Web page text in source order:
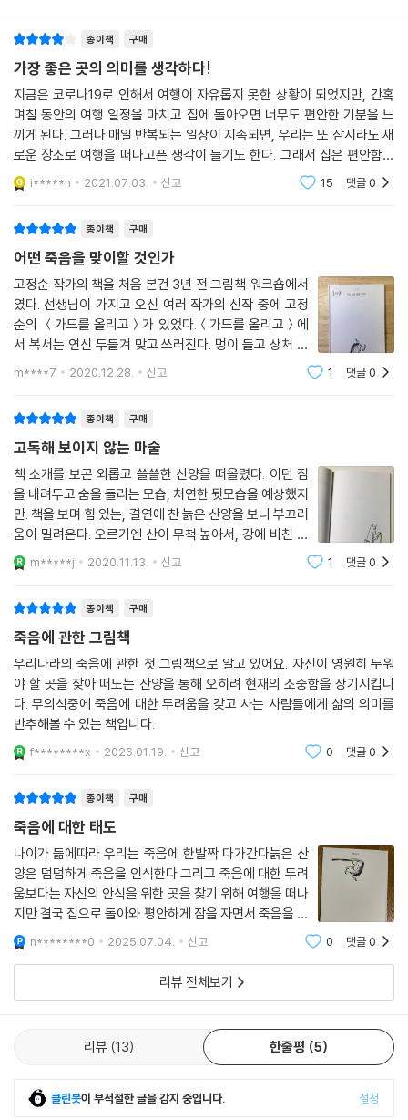
산양은 죽음이 왔음을 확신하고, 멋진 죽음에 집착한다.
멋지게 죽기 위해 여행을 떠나는 산양의 모습은 자칫 어리석어 보이기도
하지만 어쩌면 생의 마지막 욕망을 위해 노력하는 살아 있는 생명체의 또
다른 모습이기도 하다.
죽음을 향해 가는 길에 쇠약하게 무너지는 몸으로 젊은 날 행복했던 기억
을 순례하는 늙은 산양. 늙은 산양의 긴 여정은 죽음을 향해 가는 우리 모두
에게 마지막 인사처럼 들린다.
“마지막으로 멋지게 달리다 죽는 거야.”
특별하지만 특별하지 않은 죽음! 우리는 모두 늙은 산양이 된다!
세상 모든 ‘나에게’ 바치는 고정순 작가의 ‘진짜 안녕!’
고정순 작가의 책에는 ‘안녕’이란 말이 많이 묻어 있다. 첫 산문집 『안녕하
그림책 『가드를 올리고』 빨간 주먹을 통해 자꾸만 쓰러지는 사람들이 안녕
하길 바라며 건투를 빈다. 또 『철사 코끼리』 속 사랑하는 존재를 잃은 소년
데헷에게 제대로 된 안녕하는 법을 선물했다.
“늙은 산양이 죽음을 준비하는 태도 속에서 삶의 단절이 죽음의 본질인가
묻는다. 멋진 죽음을 위해 길을 떠나지만 결국 그리 길지 않은 여정 속에서
늙은 산양은 죽음보다 일상 속 자신을 본다. 지난날을 떠올리거나 초라한
현실을 직면하면서 늙은 산양의 마지막 소원은 이뤄질 수 있을지. 질문하
작가는 산양의 더미를 만들면 ‘어느 어리석은 산양의 이야기’라고 캐릭터
를 설명했다. 하지만 산양의 이야기가 이어지고 마지막에 다다를 무렵 산
양은 정말 어리석었을까, 되물었다고 한다.
우리는 사는 동안, 나는 어떻게 살아왔고, 세상은 날 어떻게 기억할까, 라
는 질문이 고개를 들 때가 있다. 어떤 존재로 기억될 것인가, 하는 순간이
온다면, 바라건대 끝까지 최선을 다해 살다 자유롭게 떠나고 싶다는 작가
의 죽음을 향한 바람은 쓸쓸하지만, 생의 의지가 느껴진다.
멋진 죽음을 준비하는 늙은 산양에게 찾아온 죽음. 그런데 그것은 참 아이
러니했다.
늙은 산양은 매일 고단한 몸을 누이던 그곳, 너무나 평범한 자신의 침대에
서 잠자는 것처럼 평온하게 죽음을 맞이한다. 잠자는 것처럼 평온하게 특
별하지만 특별하지 않은 날처럼. 편하게 쉬는 늙은 산양의 얼굴 위로 얼핏
미소가 스친다고 느끼는 순간, 어느 늙은 산양의 이야기가 우리의 이야기
일 수 있다는 생각이 든다. 이 책의 헌사가 마음에 닿는 이유다.
세상 모든 늙은 산양에게 보내는 ‘진짜 안녕’이며 작가 자신에게 보내는 ‘안
녕’이다.
종이책 구매
가장 좋은 곳의 의미를 생각하다!
지금은 코로나19로 인해서 여행이 자유롭지 못한 상황이 되었지만, 간혹
며칠 동안의 여행 일정을 마치고 집에 돌아오면 너무도 편안한 기분을 느
끼게 된다. 그러나 매일 반복되는 일상이 지속되면, 우리는 또 잠시라도 새
로운 장소로 여행을 떠나고픈 생각이 들기도 한다. 그래서 집은 편안함을
안겨주는 공간이기도 하지만, 때로는 지루한 일상이 반복되는 장소이기도
하다. 이 책은 집
i*****n 2021.07.03. 신고 15 댓글0
종이책 구매
어떤 죽음을 맞이할 것인가
고정순 작가의 책을 처음 본건 3년 전 그림책 워크숍에서
였다. 선생님이 가지고 오신 여러 작가의 신작 중에 고정
순의 ＜가드를 올리고＞가 있었다.＜가드를 올리고＞에
서 복서는 연신 두들겨 맞고 쓰러진다. 멍이 들고 상처 입
는다. 그래도 다시 일어나 맞고 쓰러지고 또 일어난다. 복
m****7 2020.12.28. 신고 1 댓글0
종이책 구매
고독해 보이지 않는 마술
책 소개를 보곤 외롭고 쓸쓸한 산양을 떠올렸다. 이던 짐
을 내려두고 숨을 돌리는 모습, 처연한 뒷모습을 예상했지
만. 책을 보며 힘 있는, 결연에 찬 늙은 산양을 보니 부끄러
움이 밀려온다. 오르기엔 산이 무척 높아서, 강에 비친 스
스로에 놀라서, 다른 이의 소리가 시끄러워서 등 각기 다
른 까닭이 나오지만 비겁하다기보다 모두 고개가 끄덕여
m*****j 2020.11.13. 신고 1 댓글0
종이책 구매
죽음에 관한 그림책
우리나라의 죽음에 관한 첫 그림책으로 알고 있어요. 자신이 영원히 누워
야 할 곳을 찾아 떠도는 산양을 통해 오히려 현재의 소중함을 상기시킵니
다. 무의식중에 죽음에 대한 두려움을 갖고 사는 사람들에게 삶의 의미를
반추해볼 수 있는 책입니다.
f********x 2026.01.19. 신고 0 댓글0
종이책 구매
죽음에 대한 태도
나이가 듦에따라 우리는 죽음에 한발짝 다가간다늙은 산
양은 덤덤하게 죽음을 인식한다 그리고 죽음에 대한 두려
움보다는 자신의 안식을 위한 곳을 찾기 위해 여행을 떠나
지만 결국 집으로 돌아와 평안하게 잠을 자면서 죽음을 맞
이한다. 가장 평안하게 죽는 것은 나의 삶이 녹아든 곳이
라는 생각이 들었다
n********0 2025.07.04. 신고 0 댓글0
리뷰 전체보기
리뷰 13 한줄평 5
클린봇이 부적절한 글을 감지 중입니다. 설정